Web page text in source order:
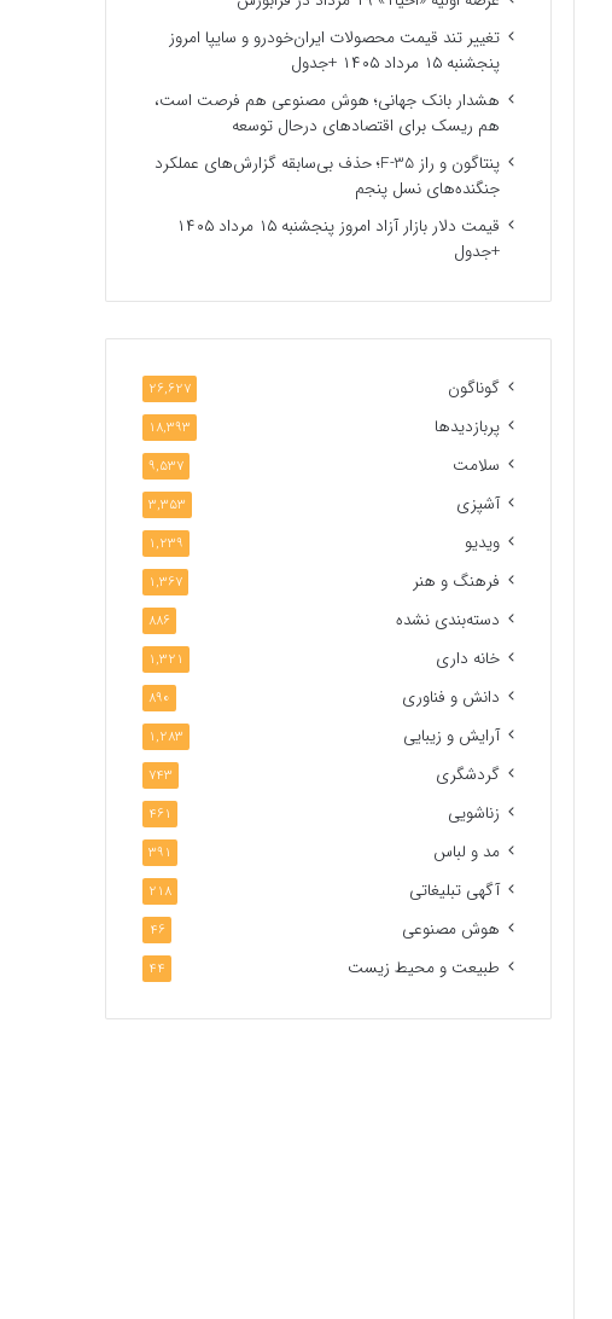
تغییر تند قیمت محصولات ایران‌خودرو و سایپا امروز
پنجشنبه ۱۵ مرداد ۱۴۰۵ +جدول
هشدار بانک جهانی؛ هوش مصنوعی هم فرصت است،
هم ریسک برای اقتصادهای درحال توسعه
پنتاگون و راز F-35؛ حذف بی‌سابقه گزارش‌های عملکرد
جنگنده‌های نسل پنجم
قیمت دلار بازار آزاد امروز پنجشنبه ۱۵ مرداد ۱۴۰۵
+جدول
گوناگون 26,627
پربازدیدها 18,393
سلامت 9,537
آشپزی 3,353
ویدیو 1,239
فرهنگ و هنر 1,367
دسته‌بندی نشده 886
خانه داری 1,321
دانش و فناوری 890
آرایش و زیبایی 1,283
گردشگری 743
زناشویی 461
مد و لباس 391
آگهی تبلیغاتی 218
هوش مصنوعی 46
طبیعت و محیط زیست 44